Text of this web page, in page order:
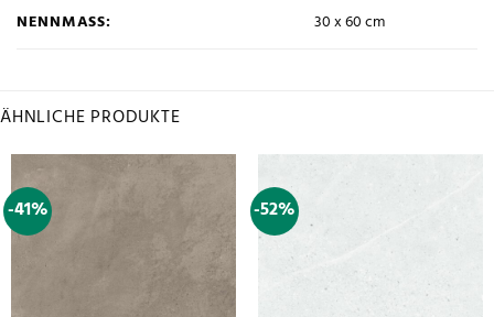
NENNMASS: 30 x 60 cm
ÄHNLICHE PRODUKTE
-41% -52%